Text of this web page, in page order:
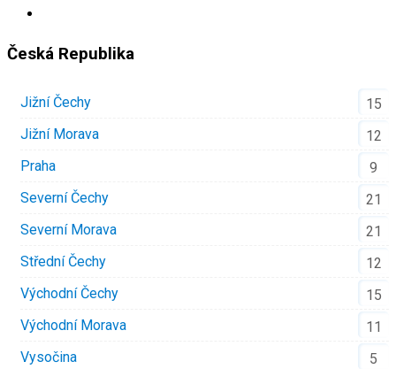
Česká Republika
Jižní Čechy
15
Jižní Morava
12
Praha
9
Severní Čechy
21
Severní Morava
21
Střední Čechy
12
Východní Čechy
15
Východní Morava
11
Vysočina
5